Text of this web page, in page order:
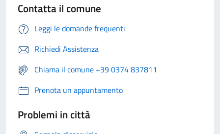
Contatta il comune
Leggi le domande frequenti
Richiedi Assistenza
Chiama il comune +39 0374 837811
Prenota un appuntamento
Problemi in città